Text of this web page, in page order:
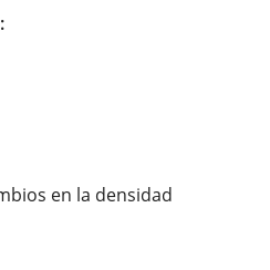
en la densidad